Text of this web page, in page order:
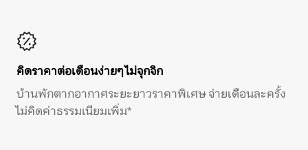
คิดราคาต่อเดือนง่ายๆ ไม่จุกจิก
บ้านพักตากอากาศระยะยาวราคาพิเศษ จ่ายเดือนละครั้ง
ไม่คิดค่าธรรมเนียมเพิ่ม*